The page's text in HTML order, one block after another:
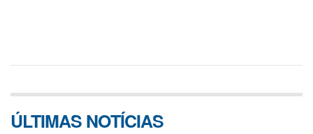
ÚLTIMAS NOTÍCIAS